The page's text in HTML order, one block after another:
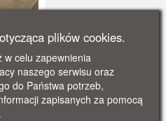
plików cookies.
w celu zapewnienia
naszego serwisu oraz
do Państwa potrzeb,
zapisanych za pomocą